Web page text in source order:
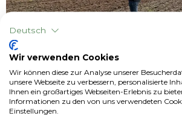
Pressespiegel
Maszyny z portfolio Agrihandlera
wsparcia dla rolnictwa 4.0 dzięki
xFarm Technologies
Deutsch
Wir verwenden Cookies
Wir können diese zur Analyse unserer
unsere Webseite zu verbessern, personalisierte
Ihnen ein großartiges Webseiten-Erlebnis zu
Informationen zu den von uns verwendeten
Einstellungen.